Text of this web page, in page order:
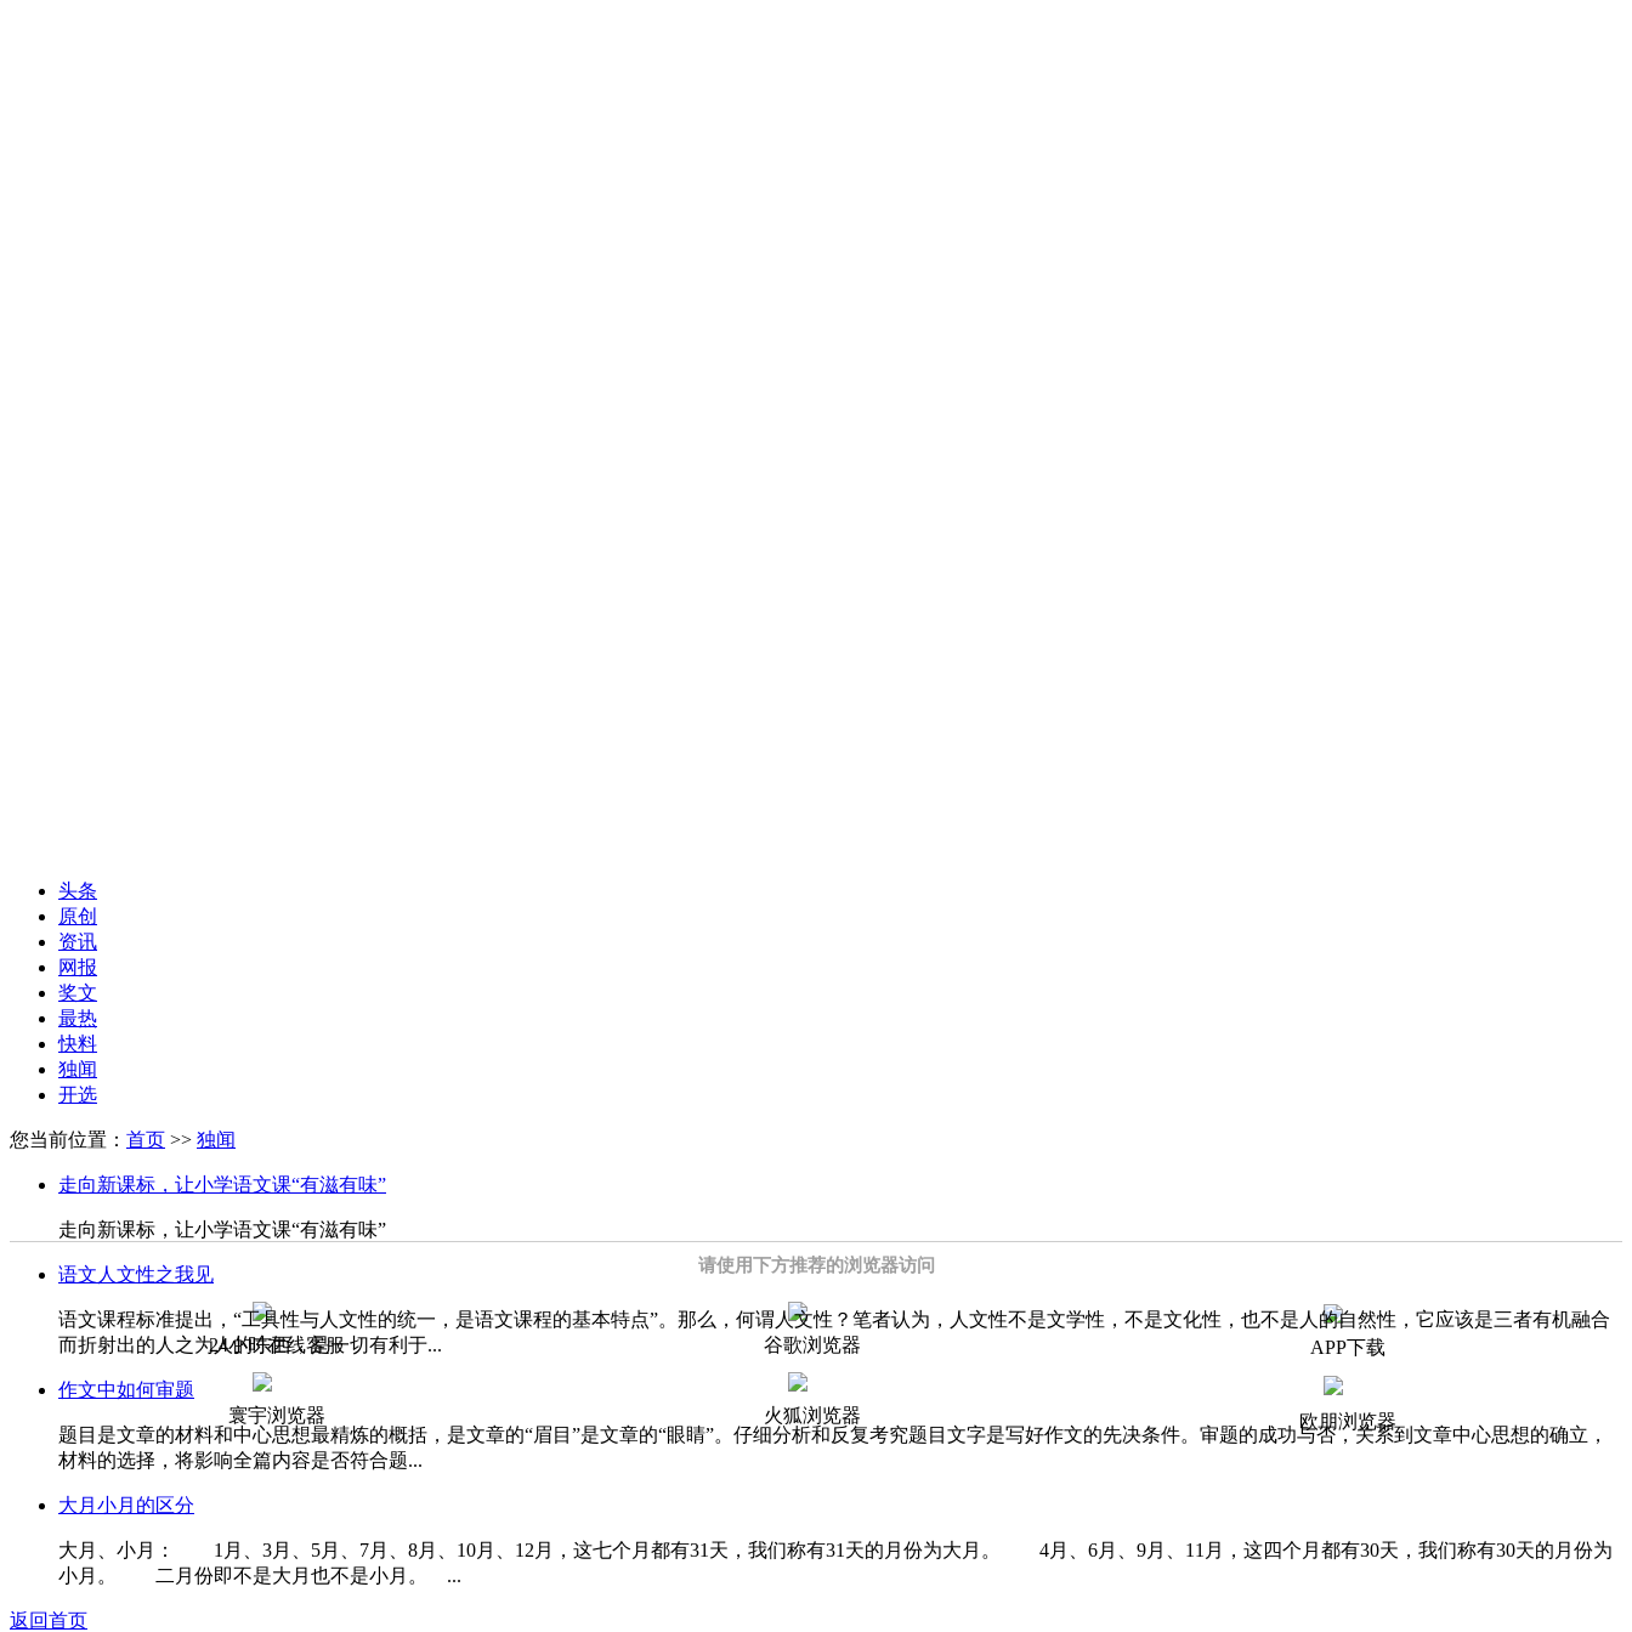
请使用下方推荐的浏览器访问
24小时在线客服 谷歌浏览器 APP下载
寰宇浏览器 火狐浏览器 欧朋浏览器
头条
原创
资讯
网报
奖文
最热
快料
独闻
开选
您当前位置： 首页 >> 独闻
走向新课标，让小学语文课“有滋有味”
走向新课标，让小学语文课“有滋有味”
语文人文性之我见
语文课程标准提出，“工具性与人文性的统一，是语文课程的基本特点”。那么，何谓人文性？笔者认为，人文性不是文学性，不是文化性，也不是人的自然性，它应该是三者有机融合
而折射出的人之为人的东西，是一切有利于...
作文中如何审题
题目是文章的材料和中心思想最精炼的概括，是文章的“眉目”是文章的“眼睛”。仔细分析和反复考究题目文字是写好作文的先决条件。审题的成功与否，关系到文章中心思想的确立，
材料的选择，将影响全篇内容是否符合题...
大月小月的区分
大月、小月： 1月、3月、5月、7月、8月、10月、12月，这七个月都有31天，我们称有31天的月份为大月。 4月、6月、9月、11月，这四个月都有30天，我们称有30天的月份为
小月。 二月份即不是大月也不是小月。 ...
返回首页